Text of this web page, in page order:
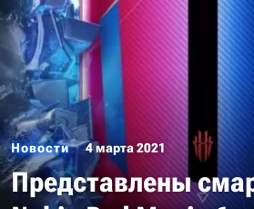
Новости 4 марта 2021
Представлены